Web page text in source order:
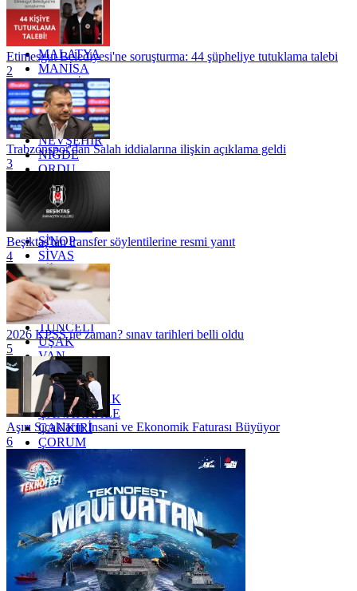
KONYA
KÜTAHYA
KİLİS
MALATYA
MANİSA
MARDİN
MERSİN
MUĞLA
MUŞ
NEVŞEHİR
NİĞDE
ORDU
OSMANİYE
RİZE
SAKARYA
SİNOP
SİVAS
SİİRT
TEKİRDAĞ
TOKAT
TRABZON
TUNCELİ
UŞAK
VAN
YALOVA
YOZGAT
ZONGULDAK
ÇANAKKALE
ÇANKIRI
ÇORUM
İSTANBUL
İZMİR
ŞANLIURFA
ŞIRNAK
Etimesgut Belediyesi'ne soruşturma: 44 şüpheliye tutuklama talebi
2
Trabzonspor'dan Salah iddialarına ilişkin açıklama geldi
3
Beşiktaş'tan transfer söylentilerine resmi yanıt
4
2026 KPSS ne zaman? sınav tarihleri belli oldu
5
Aşırı Sıcakların İnsani ve Ekonomik Faturası Büyüyor
6